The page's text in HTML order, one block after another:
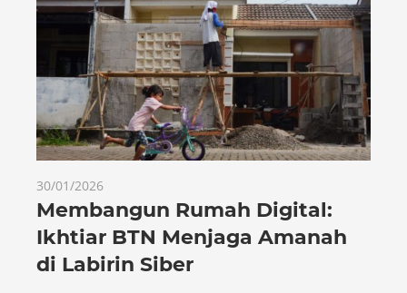
30/01/2026
Membangun Rumah Digital:
Ikhtiar BTN Menjaga Amanah
di Labirin Siber